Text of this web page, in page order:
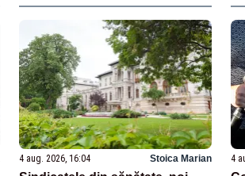
național
4 aug. 2026, 16:04 Stoica Marian 4